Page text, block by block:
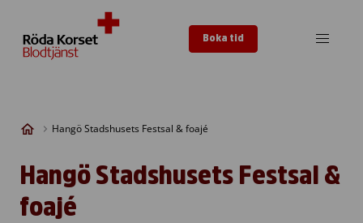
Boka tid
Hangö Stadshusets Festsal & foajé
Hangö Stadshusets Festsal &
foajé